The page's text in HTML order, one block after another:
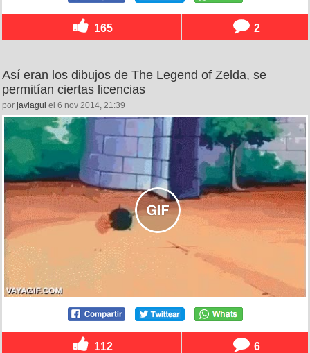
165 2
Así eran los dibujos de The Legend of Zelda, se
permitían ciertas licencias
por javiagui el 6 nov 2014, 21:39
112 6